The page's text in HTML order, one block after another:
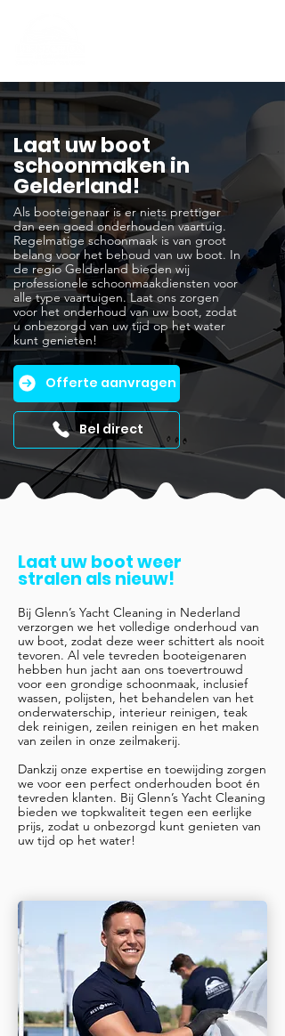
Laat uw boot
schoonmaken in
Gelderland!
Als booteigenaar is er niets prettiger
dan een goed onderhouden vaartuig.
Regelmatige schoonmaak is van groot
belang voor het behoud van uw boot. In
de regio Gelderland bieden wij
professionele schoonmaakdiensten voor
alle type vaartuigen. Laat ons zorgen
voor het onderhoud van uw boot, zodat
u onbezorgd van uw tijd op het water
kunt genieten!
Offerte aanvragen
Bel direct
Laat uw boot weer
stralen als nieuw!
Bij Glenn’s Yacht Cleaning in Nederland
verzorgen we het volledige onderhoud van
uw boot, zodat deze weer schittert als nooit
tevoren. Al vele tevreden booteigenaren
hebben hun jacht aan ons toevertrouwd
voor een grondige schoonmaak, inclusief
wassen, polijsten, het behandelen van het
onderwaterschip, interieur reinigen, teak
dek reinigen, zeilen reinigen en het maken
van zeilen in onze zeilmakerij.
Dankzij onze expertise en toewijding zorgen
we voor een perfect onderhouden boot én
tevreden klanten. Bij Glenn’s Yacht Cleaning
bieden we topkwaliteit tegen een eerlijke
prijs, zodat u onbezorgd kunt genieten van
uw tijd op het water!